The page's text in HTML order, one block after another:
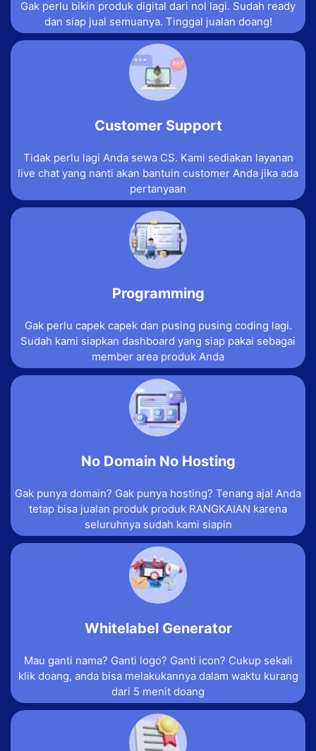
Gak perlu bikin produk digital dari nol lagi. Sudah ready
dan siap jual semuanya. Tinggal jualan doang!
Customer Support
Tidak perlu lagi Anda sewa CS. Kami sediakan layanan
live chat yang nanti akan bantuin customer Anda jika ada
pertanyaan
Programming
Gak perlu capek capek dan pusing pusing coding lagi.
Sudah kami siapkan dashboard yang siap pakai sebagai
member area produk Anda
No Domain No Hosting
Gak punya domain? Gak punya hosting? Tenang aja! Anda
tetap bisa jualan produk produk RANGKAIAN karena
seluruhnya sudah kami siapin
Whitelabel Generator
Mau ganti nama? Ganti logo? Ganti icon? Cukup sekali
klik doang, anda bisa melakukannya dalam waktu kurang
dari 5 menit doang